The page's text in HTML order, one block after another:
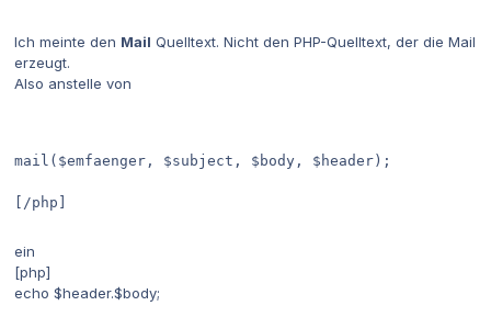
Ich meinte den Mail Quelltext. Nicht den PHP-Quelltext, der die Mail
erzeugt.
Also anstelle von
mail($emfaenger, $subject, $body, $header);
[/php]
ein
[php]
echo $header.$body;